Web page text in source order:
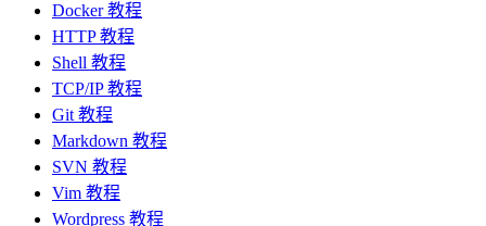
Docker 教程
HTTP 教程
Shell 教程
TCP/IP 教程
Git 教程
Markdown 教程
SVN 教程
Vim 教程
Wordpress 教程